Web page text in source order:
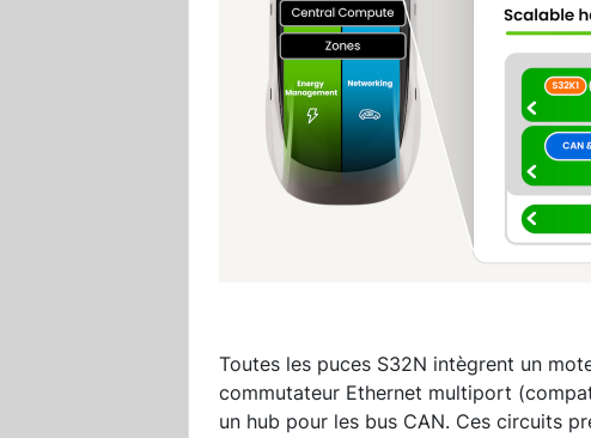
Toutes les puces S32N intègrent un
commutateur Ethernet multiport
un hub pour les bus CAN. Ces circuits